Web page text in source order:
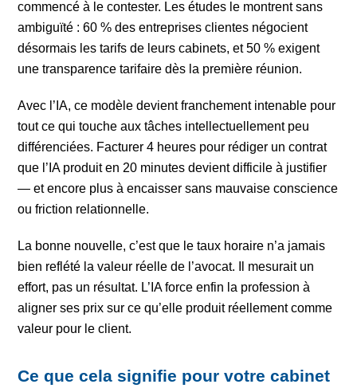
commencé à le contester. Les études le montrent sans
ambiguïté : 60 % des entreprises clientes négocient
désormais les tarifs de leurs cabinets, et 50 % exigent
une transparence tarifaire dès la première réunion.
Avec l’IA, ce modèle devient franchement intenable pour
tout ce qui touche aux tâches intellectuellement peu
différenciées. Facturer 4 heures pour rédiger un contrat
que l’IA produit en 20 minutes devient difficile à justifier
— et encore plus à encaisser sans mauvaise conscience
ou friction relationnelle.
La bonne nouvelle, c’est que le taux horaire n’a jamais
bien reflété la valeur réelle de l’avocat. Il mesurait un
effort, pas un résultat. L’IA force enfin la profession à
aligner ses prix sur ce qu’elle produit réellement comme
valeur pour le client.
Ce que cela signifie pour votre cabinet